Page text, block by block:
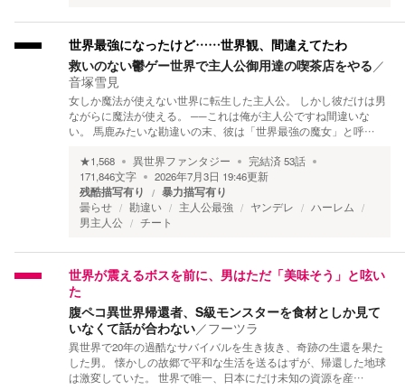
世界最強になったけど……世界観、間違えてたわ
救いのない鬱ゲー世界で主人公御用達の喫茶店をやる／
音塚雪見
女しか魔法が使えない世界に転生した主人公。 しかし彼だけは男
ながらに魔法が使える。 ──これは俺が主人公ですね間違いな
い。 馬鹿みたいな勘違いの末、彼は「世界最強の魔女」と呼…
★1,568 異世界ファンタジー 完結済53話
171,846文字 2026年7月3日 19:46更新
残酷描写有り 暴力描写有り
曇らせ 勘違い 主人公最強 ヤンデレ
ハーレム
男主人公
チート
世界が震えるボスを前に、男はただ「美味そう」と呟い
た
腹ペコ異世界帰還者、S級モンスターを食材としか見て
いなくて話が合わない／フーツラ
異世界で20年の過酷なサバイバルを生き抜き、奇跡の生還を果た
した男。 懐かしの故郷で平和な生活を送るはずが、帰還した地球
は激変していた。 世界で唯一、日本にだけ未知の資源を産…